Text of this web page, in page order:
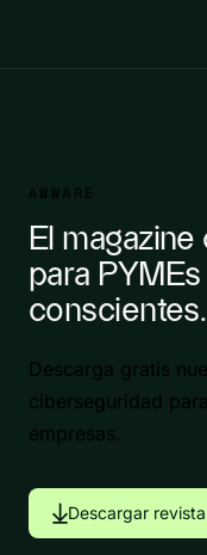
AWWARE
El
para
conscientes.
Descarga gratis
ciberseguridad
empresas.
Descargar revista